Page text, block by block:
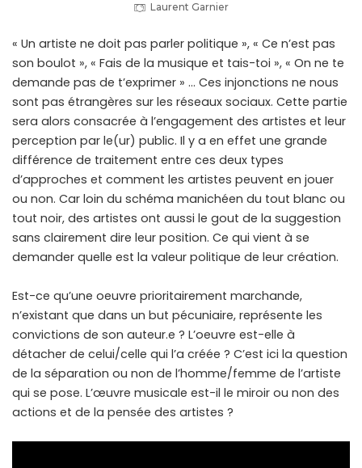
Laurent Garnier
« Un artiste ne doit pas parler politique », « Ce n’est pas
son boulot », « Fais de la musique et tais-toi », « On ne te
demande pas de t’exprimer » … Ces injonctions ne nous
sont pas étrangères sur les réseaux sociaux. Cette partie
sera alors consacrée à l’engagement des artistes et leur
perception par le(ur) public. Il y a en effet une grande
différence de traitement entre ces deux types
d’approches et comment les artistes peuvent en jouer
ou non. Car loin du schéma manichéen du tout blanc ou
tout noir, des artistes ont aussi le gout de la suggestion
sans clairement dire leur position. Ce qui vient à se
demander quelle est la valeur politique de leur création.
Est-ce qu’une oeuvre prioritairement marchande,
n’existant que dans un but pécuniaire, représente les
convictions de son auteur.e ? L’oeuvre est-elle à
détacher de celui/celle qui l’a créée ? C’est ici la question
de la séparation ou non de l’homme/femme de l’artiste
qui se pose. L’œuvre musicale est-il le miroir ou non des
actions et de la pensée des artistes ?